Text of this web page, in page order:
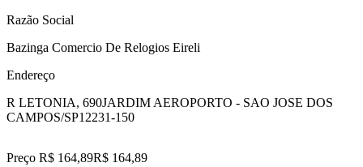
Razão Social
Bazinga Comercio De Relogios Eireli
Endereço
R LETONIA, 690JARDIM AEROPORTO - SAO JOSE DOS
CAMPOS/SP12231-150
Preço R$ 164,89R$ 164,89